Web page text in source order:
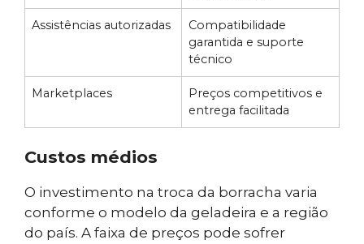
Assistências autorizadas
Compatibilidade
garantida e suporte
técnico
Marketplaces
Preços competitivos e
entrega facilitada
Custos médios
O investimento na troca da borracha varia
conforme o modelo da geladeira e a região
do país. A faixa de preços pode sofrer